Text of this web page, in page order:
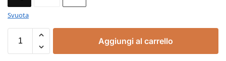
Svuota
Aggiungi al carrello